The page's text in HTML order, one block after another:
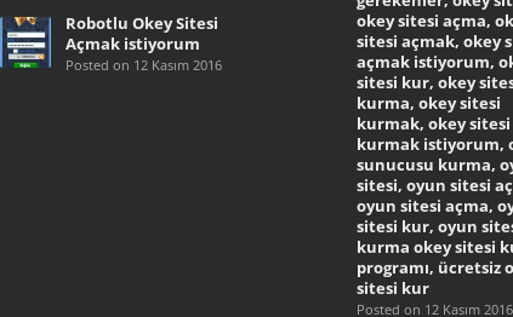
Robotlu Okey Sitesi
Açmak istiyorum
Posted on 12 Kasım 2016
okey sitesi açma,
sitesi açmak, okey
açmak istiyorum,
sitesi kur, okey
kurma, okey sitesi
kurmak, okey sitesi
kurmak istiyorum,
sunucusu kurma,
sitesi, oyun sitesi
oyun sitesi açma,
sitesi kur, oyun
kurma okey sitesi
programı, ücretsiz
sitesi kur
Posted on 12 Kasım 2016